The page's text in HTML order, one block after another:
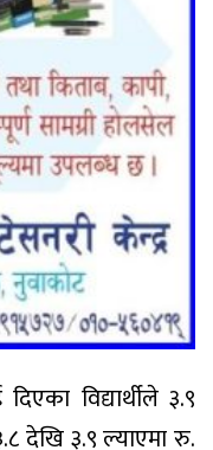
विद्यार्थीले ३.९
देखि ३.९ ल्याएमा रु.